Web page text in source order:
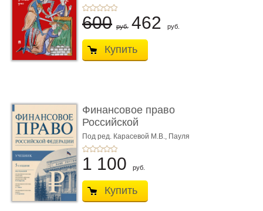
600 руб. 462 руб.
Купить
Финансовое право
Российской
Федерации. 5-е изд�
...
Под ред. Карасевой М.В., Пауля
А.Г., Красюкова А.В.
1 100 руб.
Купить